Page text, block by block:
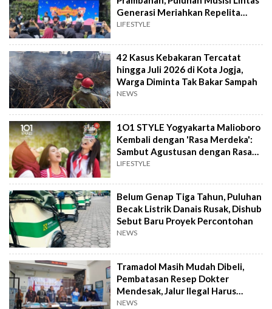
Generasi Meriahkan Repelita
Musik
LIFESTYLE
42 Kasus Kebakaran Tercatat
hingga Juli 2026 di Kota Jogja,
Warga Diminta Tak Bakar Sampah
NEWS
1O1 STYLE Yogyakarta Malioboro
Kembali dengan 'Rasa Merdeka':
Sambut Agustusan dengan Rasa
dan Tawa
LIFESTYLE
Belum Genap Tiga Tahun, Puluhan
Becak Listrik Danais Rusak, Dishub
Sebut Baru Proyek Percontohan
NEWS
Tramadol Masih Mudah Dibeli,
Pembatasan Resep Dokter
Mendesak, Jalur Ilegal Harus
Distop
NEWS